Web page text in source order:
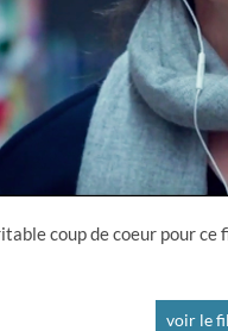
coup de coeur pour
voir le